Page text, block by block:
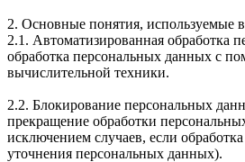
2. Основные понятия, используемые
2.1. Автоматизированная обработка
обработка персональных данных с
вычислительной техники.
2.2. Блокирование персональных
прекращение обработки
исключением случаев, если
уточнения персональных данных).